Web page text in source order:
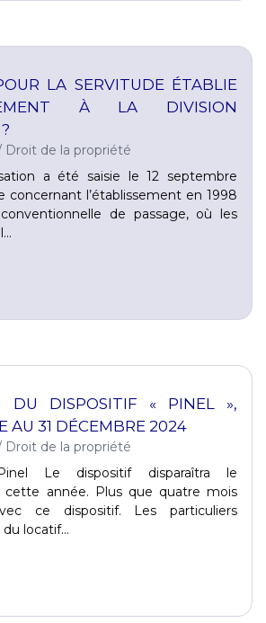
LA SERVITUDE ÉTABLIE
À LA DIVISION
Droit de la propriété
a été saisie le 12 septembre
concernant l’établissement en 1998
de passage, où les
DU DISPOSITIF « PINEL »,
AU 31 DÉCEMBRE 2024
Droit de la propriété
Le dispositif disparaîtra le
cette année. Plus que quatre mois
ce dispositif. Les particuliers
locatif...